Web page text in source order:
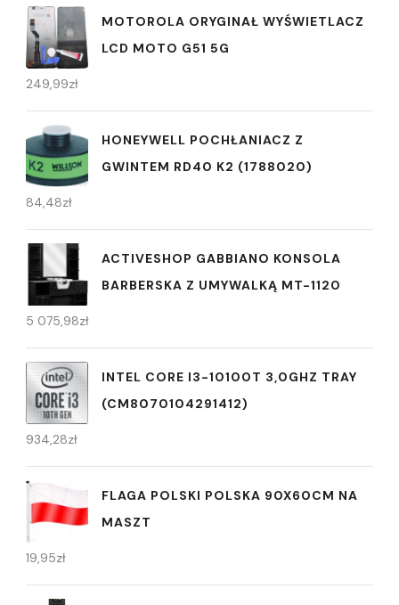
MOTOROLA ORYGINAŁ WYŚWIETLACZ
LCD MOTO G51 5G
249,99zł
HONEYWELL POCHŁANIACZ Z
GWINTEM RD40 K2 (1788020)
84,48zł
ACTIVESHOP GABBIANO KONSOLA
BARBERSKA Z UMYWALKĄ MT-1120
5 075,98zł
INTEL CORE I3-10100T 3,0GHZ TRAY
(CM8070104291412)
934,28zł
FLAGA POLSKI POLSKA 90X60CM NA
MASZT
19,95zł